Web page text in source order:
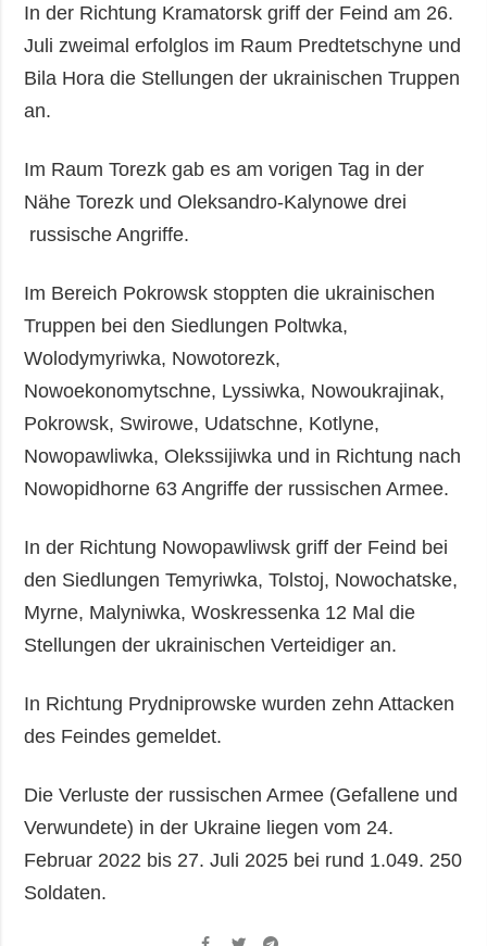
In der Richtung Kramatorsk griff der Feind am 26.
Juli zweimal erfolglos im Raum Predtetschyne und
Bila Hora die Stellungen der ukrainischen Truppen
an.
Im Raum Torezk gab es am vorigen Tag in der
Nähe Torezk und Oleksandro-Kalynowe drei
russische Angriffe.
Im Bereich Pokrowsk stoppten die ukrainischen
Truppen bei den Siedlungen Poltwka,
Wolodymyriwka, Nowotorezk,
Nowoekonomytschne, Lyssiwka, Nowoukrajinak,
Pokrowsk, Swirowe, Udatschne, Kotlyne,
Nowopawliwka, Olekssijiwka und in Richtung nach
Nowopidhorne 63 Angriffe der russischen Armee.
In der Richtung Nowopawliwsk griff der Feind bei
den Siedlungen Temyriwka, Tolstoj, Nowochatske,
Myrne, Malyniwka, Woskressenka 12 Mal die
Stellungen der ukrainischen Verteidiger an.
In Richtung Prydniprowske wurden zehn Attacken
des Feindes gemeldet.
Die Verluste der russischen Armee (Gefallene und
Verwundete) in der Ukraine liegen vom 24.
Februar 2022 bis 27. Juli 2025 bei rund 1.049. 250
Soldaten.